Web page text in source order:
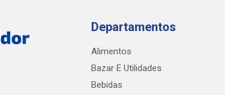
Departamentos
Alimentos
Bazar E Utilidades
Bebidas